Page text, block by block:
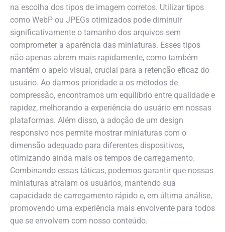
na escolha dos tipos de imagem corretos. Utilizar tipos
como WebP ou JPEGs otimizados pode diminuir
significativamente o tamanho dos arquivos sem
comprometer a aparência das miniaturas. Esses tipos
não apenas abrem mais rapidamente, como também
mantêm o apelo visual, crucial para a retenção eficaz do
usuário. Ao darmos prioridade a os métodos de
compressão, encontramos um equilíbrio entre qualidade e
rapidez, melhorando a experiência do usuário em nossas
plataformas. Além disso, a adoção de um design
responsivo nos permite mostrar miniaturas com o
dimensão adequado para diferentes dispositivos,
otimizando ainda mais os tempos de carregamento.
Combinando essas táticas, podemos garantir que nossas
miniaturas atraiam os usuários, mantendo sua
capacidade de carregamento rápido e, em última análise,
promovendo uma experiência mais envolvente para todos
que se envolvem com nosso conteúdo.